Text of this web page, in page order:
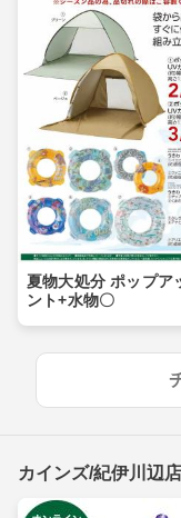
夏物大処分 ポップア
ント+水物〇
カインズ/紀伊川辺